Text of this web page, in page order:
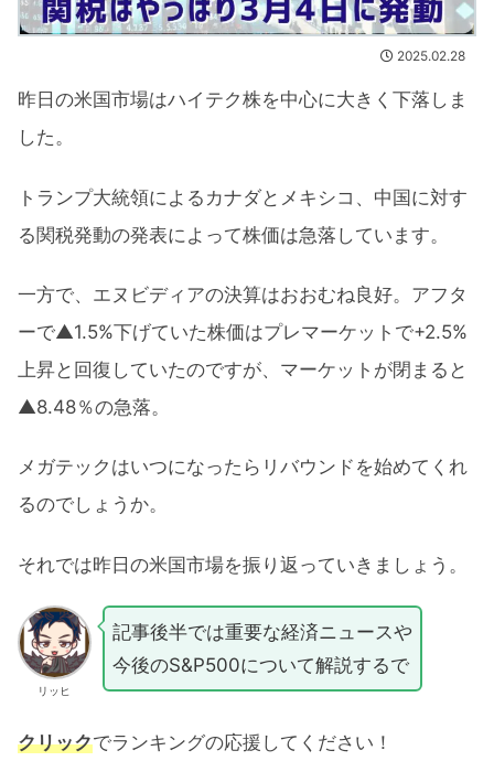
2025.02.28
昨日の米国市場はハイテク株を中心に大きく下落しま
した。
トランプ大統領によるカナダとメキシコ、中国に対す
る関税発動の発表によって株価は急落しています。
一方で、エヌビディアの決算はおおむね良好。アフタ
ーで▲1.5%下げていた株価はプレマーケットで+2.5%
上昇と回復していたのですが、マーケットが閉まると
▲8.48％の急落。
メガテックはいつになったらリバウンドを始めてくれ
るのでしょうか。
それでは昨日の米国市場を振り返っていきましょう。
リッヒ
記事後半では重要な経済ニュースや
今後のS&P500について解説するで
クリックでランキングの応援してください！